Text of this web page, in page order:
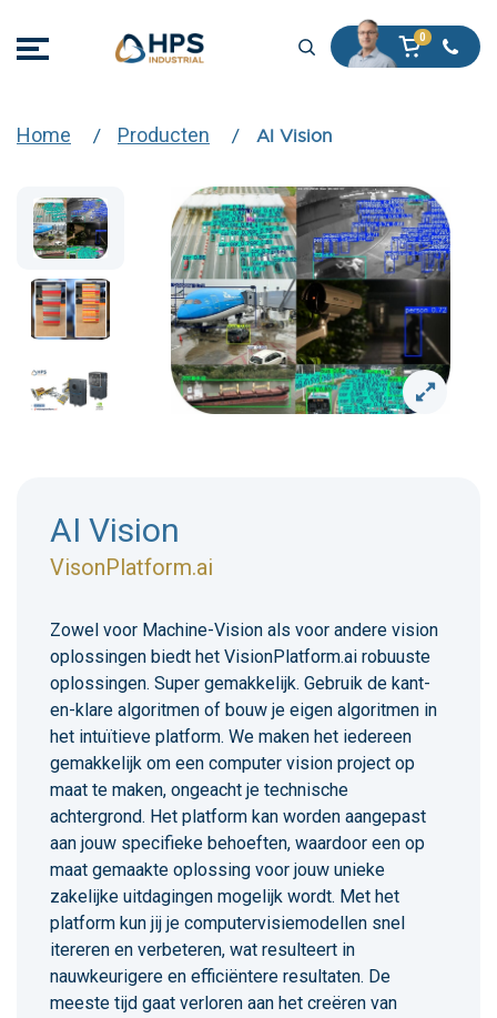
Home Producten AI Vision
AI Vision
VisonPlatform.ai
Zowel voor Machine-Vision als voor andere vision
oplossingen biedt het VisionPlatform.ai robuuste
oplossingen. Super gemakkelijk. Gebruik de kant-
en-klare algoritmen of bouw je eigen algoritmen in
het intuïtieve platform. We maken het iedereen
gemakkelijk om een computer vision project op
maat te maken, ongeacht je technische
achtergrond. Het platform kan worden aangepast
aan jouw specifieke behoeften, waardoor een op
maat gemaakte oplossing voor jouw unieke
zakelijke uitdagingen mogelijk wordt. Met het
platform kun jij je computervisiemodellen snel
itereren en verbeteren, wat resulteert in
nauwkeurigere en efficiëntere resultaten. De
meeste tijd gaat verloren aan het creëren van